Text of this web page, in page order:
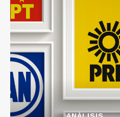
ANÁLISIS